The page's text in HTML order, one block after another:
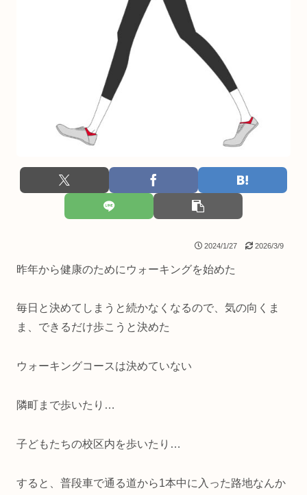
2024/1/27 2026/3/9
昨年から健康のためにウォーキングを始めた
毎日と決めてしまうと続かなくなるので、気の向くま
ま、できるだけ歩こうと決めた
ウォーキングコースは決めていない
隣町まで歩いたり…
子どもたちの校区内を歩いたり…
すると、普段車で通る道から1本中に入った路地なんか